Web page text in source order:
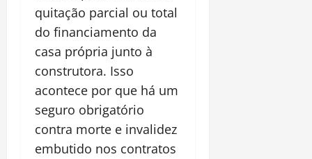
quitação parcial ou total
do financiamento da
casa própria junto à
construtora. Isso
acontece por que há um
seguro obrigatório
contra morte e invalidez
embutido nos contratos